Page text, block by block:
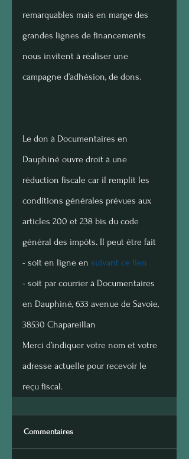
remarquables mais en marge des
grandes lignes de financements
nous invitent à réaliser une
campagne d’adhésion, de dons.
Le don à Documentaires en
Dauphiné ouvre droit à une
réduction fiscale car il remplit les
conditions générales prévues aux
articles 200 et 238 bis du code
général des impôts. Il peut être fait
- soit en ligne en suivant ce lien
- soit par courrier à Documentaires
en Dauphiné, 633 avenue de Savoie,
38530 Chapareillan
Merci d’indiquer votre nom et votre
adresse actuelle pour recevoir le
reçu fiscal.
Commentaires